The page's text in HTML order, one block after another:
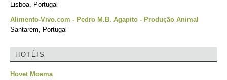
Lisboa, Portugal
Alimento-Vivo.com - Pedro M.B. Agapito - Produção Animal
Santarém, Portugal
HOTÉIS
Hovet Moema